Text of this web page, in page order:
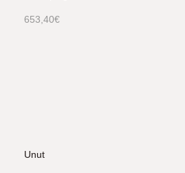
653,40€
Unut